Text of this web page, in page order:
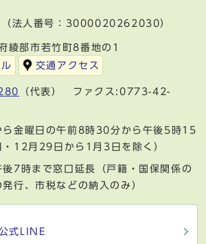
（法人番号：3000020262030）
部市若竹町8番地の1
交通アクセス
（代表） ファクス:0773-42-
金曜日の午前8時30分から午後5時15
・12月29日から1月3日を除く）
後7時まで窓口延長（戸籍・国保関係の
行、市税などの納入のみ）
式LINE